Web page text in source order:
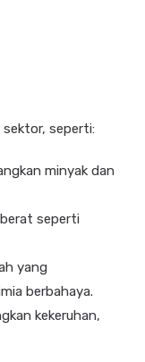
sektor, seperti:
minyak dan
seperti
yang
berbahaya.
kekeruhan,